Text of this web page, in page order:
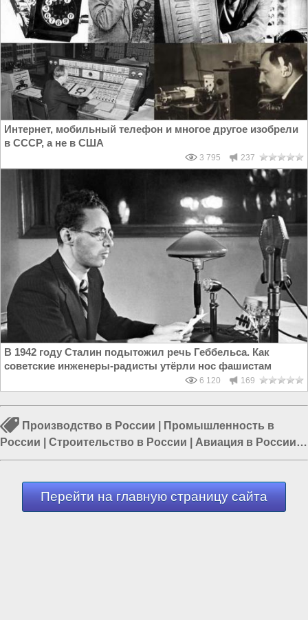
Интернет, мобильный телефон и многое другое изобрели
в СССР, а не в США
3 795 237
В 1942 году Сталин подытожил речь Геббельса. Как
советские инженеры-радисты утёрли нос фашистам
6 120 169
Производство в России
Промышленность в
России
Строительство в России Авиация в России|
Перевооружение армии России|Россия и Евразия|
Перейти на главную страницу сайта